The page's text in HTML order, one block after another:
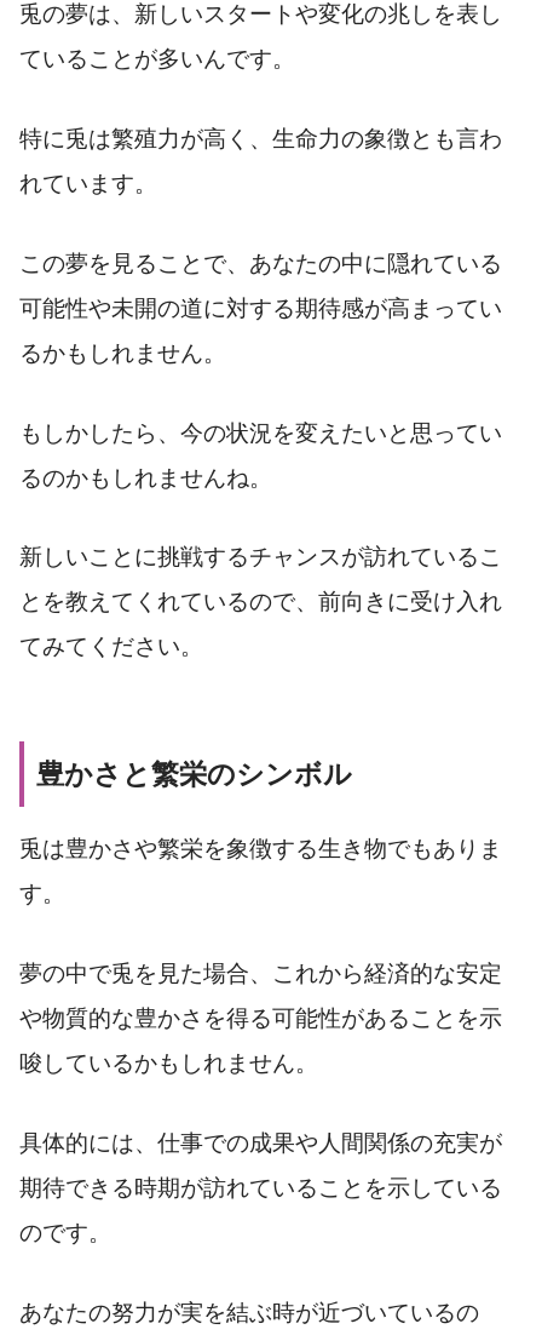
兎の夢は、新しいスタートや変化の兆しを表し
ていることが多いんです。
特に兎は繁殖力が高く、生命力の象徴とも言わ
れています。
この夢を見ることで、あなたの中に隠れている
可能性や未開の道に対する期待感が高まってい
るかもしれません。
もしかしたら、今の状況を変えたいと思ってい
るのかもしれませんね。
新しいことに挑戦するチャンスが訪れているこ
とを教えてくれているので、前向きに受け入れ
てみてください。
豊かさと繁栄のシンボル
兎は豊かさや繁栄を象徴する生き物でもありま
す。
夢の中で兎を見た場合、これから経済的な安定
や物質的な豊かさを得る可能性があることを示
唆しているかもしれません。
具体的には、仕事での成果や人間関係の充実が
期待できる時期が訪れていることを示している
のです。
あなたの努力が実を結ぶ時が近づいているの